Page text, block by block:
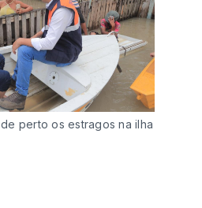
perto os estragos na ilha